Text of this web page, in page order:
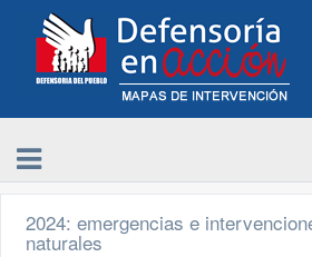
2024: emergencias e
naturales